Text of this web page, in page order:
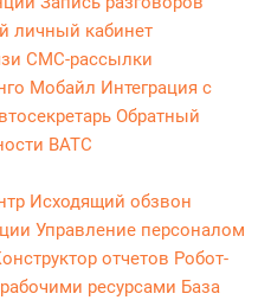
личный кабинет
СМС-рассылки
Мобайл Интеграция с
Обратный
ВАТС
Исходящий обзвон
Управление персоналом
отчетов Робот-
ресурсами База